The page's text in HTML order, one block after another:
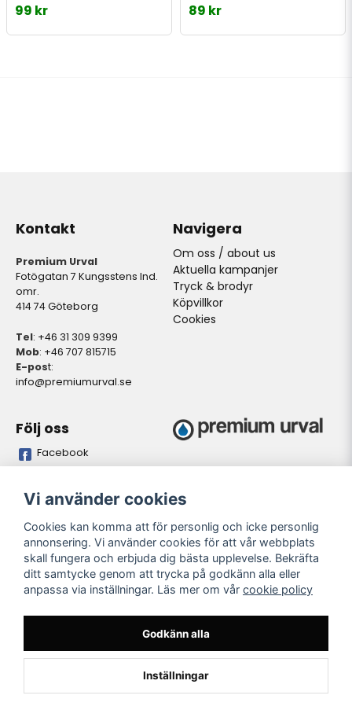
99 kr 89 kr
Kontakt
Premium Urval
Fotögatan 7 Kungsstens Ind.
omr.
414 74 Göteborg
Tel: +46 31 309 9399
Mob: +46 707 815715
E-post:
info@premiumurval.se
Navigera
Om oss / about us
Aktuella kampanjer
Tryck & brodyr
Köpvillkor
Cookies
Följ oss
Facebook
Bankgiro
5837-9371 528641-4
Öppettider butik
Oregelbundet. Önskas
personligt besök. Meddela
önskad tidpunkt så vi kan
garantera personal på plats i
Vi använder cookies
Cookies kan komma att för personlig och icke personlig
annonsering. Vi använder cookies för att vår webbplats
skall fungera och erbjuda dig bästa upplevelse. Bekräfta
ditt samtycke genom att trycka på godkänn alla eller
anpassa via inställningar. Läs mer om vår cookie policy
Godkänn alla
Inställningar